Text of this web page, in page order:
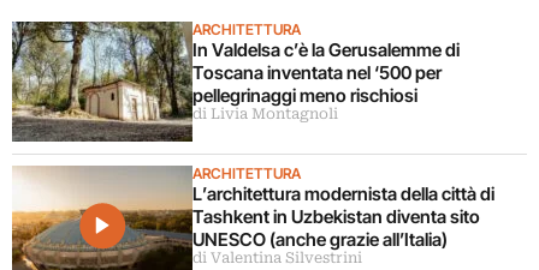
ARCHITETTURA
In Valdelsa c’è la Gerusalemme di
Toscana inventata nel ‘500 per
pellegrinaggi meno rischiosi
di Livia Montagnoli
ARCHITETTURA
L’architettura modernista della città di
Tashkent in Uzbekistan diventa sito
UNESCO (anche grazie all’Italia)
di Valentina Silvestrini